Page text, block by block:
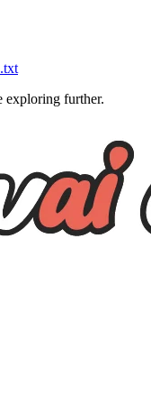
exploring further.